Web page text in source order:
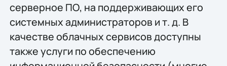
серверное ПО, на поддерживающих его
системных администраторов и т. д. В
качестве облачных сервисов доступны
также услуги по обеспечению